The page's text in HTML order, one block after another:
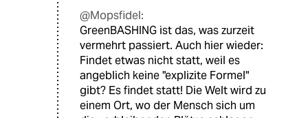
@Mopsfidel:
GreenBASHING ist das, was zurzeit
vermehrt passiert. Auch hier wieder:
Findet etwas nicht statt, weil es
angeblich keine "explizite Formel"
gibt? Es findet statt! Die Welt wird zu
einem Ort, wo der Mensch sich um